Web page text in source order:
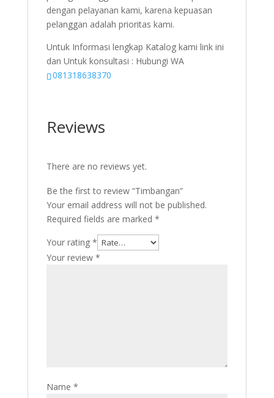
dengan pelayanan kami, karena kepuasan
pelanggan adalah prioritas kami.
Untuk Informasi lengkap Katalog kami link ini
dan Untuk konsultasi : Hubungi WA
081318638370
Reviews
There are no reviews yet.
Be the first to review “Timbangan”
Your email address will not be published.
Required fields are marked *
Your rating *
Your review *
Name *